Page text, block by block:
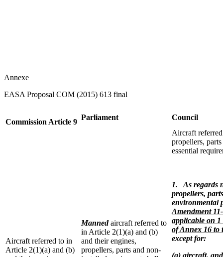
Annexe
EASA Proposal COM (2015) 613 final
Commission Article 9
Parliament Council
Aircraft referred to in
Article 2(1)(a) and (b)
Mannedaircraft referred to
in Article 2(1)(a) and (b)
and their engines,
propellers, parts and non-
Aircraft
propellers,
essential
1. As regards
propellers,
environmental
Amendment
applicable on
of Annex 16 to
except for: